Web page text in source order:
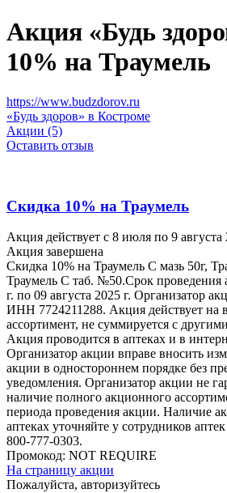
Акция «Будь
10% на Траумель
https://www.budzdorov.ru
«Будь здоров» в Костроме
Акции (5)
Оставить отзыв
Скидка 10% на Траумель
Акция действует с 8 июля по 9 августа
Акция завершена
Скидка 10% на Траумель С мазь 50г,
Траумель С таб. №50.Срок проведения
г. по 09 августа 2025 г. Организатор
ИНН 7724211288. Акция действует на
ассортимент, не суммируется с
Акция проводится в аптеках и в
Организатор акции вправе вносить
акции в одностороннем порядке без
уведомления. Организатор акции не
наличие полного акционного
периода проведения акции. Наличие
аптеках уточняйте у сотрудников
800-777-0303.
Промокод: NOT REQUIRE
На страницу акции
Пожалуйста, авторизуйтесь